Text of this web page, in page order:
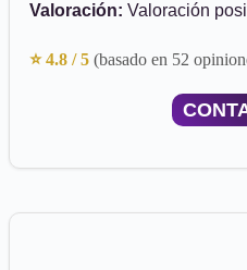
Valoración: Valoración
⭐ 4.8 / 5 (basado en 52